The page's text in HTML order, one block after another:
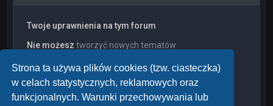
Strona ta używa plików cookies (tzw. ciasteczka)
w celach statystycznych, reklamowych oraz
funkcjonalnych. Warunki przechowywania lub
Twoje uprawnienia na tym forum
Nie możesz tworzyć nowych tematów
Nie możeszzmieniać swoich postów
Nie możesz
usuwać swoich postów
Nie możeszdodawać załączników